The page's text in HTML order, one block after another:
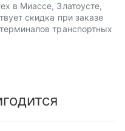
в Миассе, Златоусте,
скидка при заказе
транспортных